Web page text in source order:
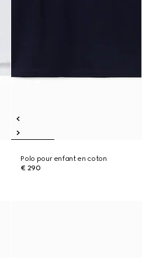
Polo pour enfant en coton
€ 290